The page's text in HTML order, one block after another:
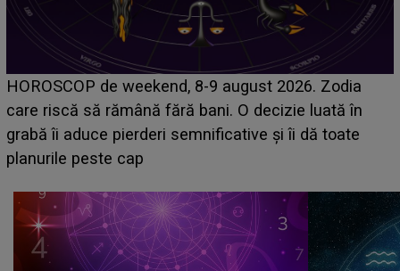
Emanuel a ținut ACEST DETALIU ASCUNS până
acum! În fața Alexandrei, concurentul din Casa Iubirii
face o MĂRTURISIRE NEAȘTEPTATĂ despre mama
sa: "I-am spus și ei în față, eu nu te iubesc pentru